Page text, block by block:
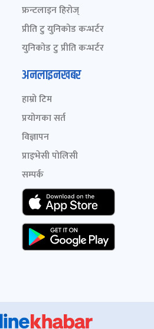
फ्रन्टलाइन हिरोज्
प्रीति टु युनिकोड कन्भर्टर
युनिकोड टु प्रीति कन्भर्टर
अनलाइनखबर
हाम्रो टिम
प्रयोगका सर्त
विज्ञापन
प्राइभेसी पोलिसी
सम्पर्क